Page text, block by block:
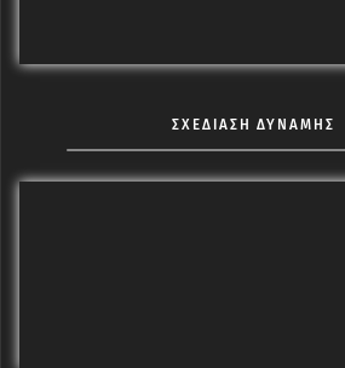
ΣΧΕΔΙΑΣΗ ΔΥΝΑΜΗΣ